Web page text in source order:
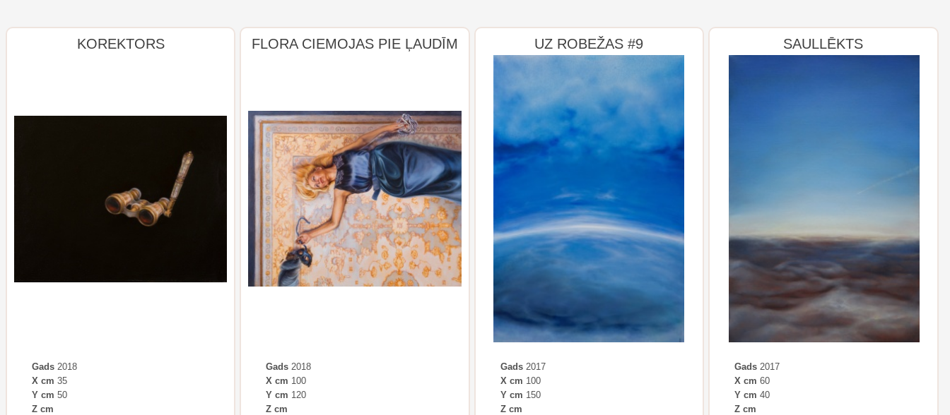
KOREKTORS
Gads 2018
X cm 35
Y cm 50
Z cm
FLORA CIEMOJAS PIE ĻAUDĪM
Gads 2018
X cm 100
Y cm 120
Z cm
UZ ROBEŽAS #9
Gads2017
X cm 100
Y cm 150
Z cm
SAULLĒKTS
Gads 2017
X cm 60
Y cm 40
Z cm